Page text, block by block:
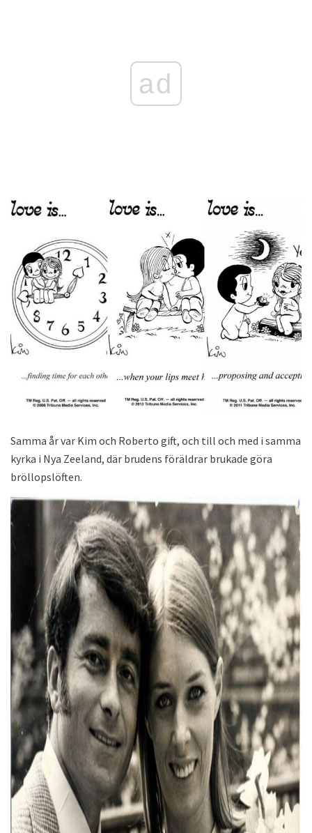
ad
Samma år var Kim och Roberto gift, och till och med i samma
kyrka i Nya Zeeland, där brudens föräldrar brukade göra
bröllopslöften.